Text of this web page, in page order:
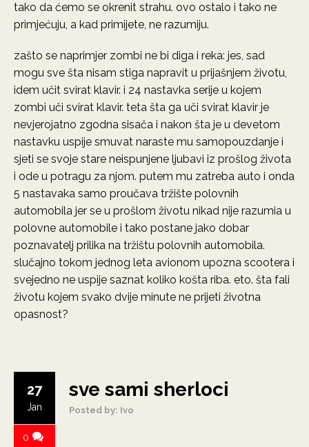
tako da ćemo se okrenit strahu. ovo ostalo i tako ne
primjećuju, a kad primijete, ne razumiju.
zašto se naprimjer zombi ne bi diga i reka: jes, sad
mogu sve šta nisam stiga napravit u prijašnjem životu,
idem učit svirat klavir. i 24 nastavka serije u kojem
zombi uči svirat klavir. teta šta ga uči svirat klavir je
nevjerojatno zgodna sisača i nakon šta je u devetom
nastavku uspije smuvat naraste mu samopouzdanje i
sjeti se svoje stare neispunjene ljubavi iz prošlog života
i ode u potragu za njom. putem mu zatreba auto i onda
5 nastavaka samo proučava tržište polovnih
automobila jer se u prošlom životu nikad nije razumia u
polovne automobile i tako postane jako dobar
poznavatelj prilika na tržištu polovnih automobila.
slučajno tokom jednog leta avionom upozna scootera i
svejedno ne uspije saznat koliko košta riba. eto. šta fali
životu kojem svako dvije minute ne prijeti životna
opasnost?
sve sami sherloci
Posted by: Ivo
27
Jan
0